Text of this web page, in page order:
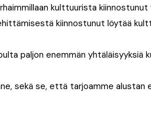
kulttuurista
kiinnostunut löytää
paljon enemmän yhtäläisyyksiä
sekä se, että tarjoamme alustan